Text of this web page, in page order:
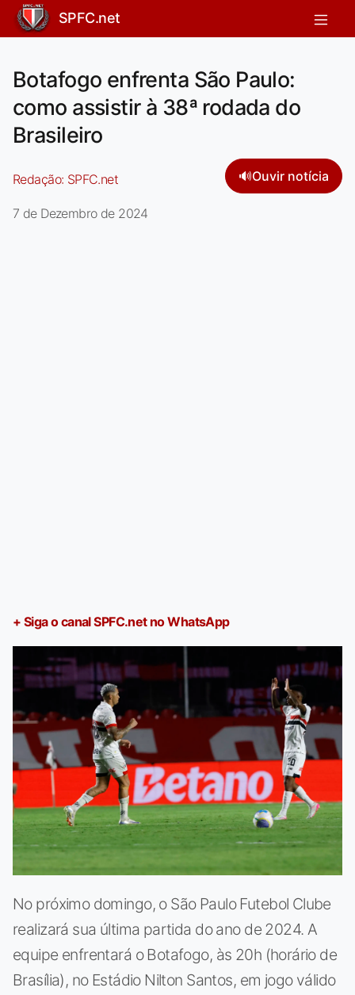
SPFC.net
Botafogo enfrenta São Paulo:
como assistir à 38ª rodada do
Brasileiro
Redação: SPFC.net 🔊Ouvir notícia
7 de Dezembro de 2024
+ Siga o canal SPFC.net no WhatsApp
No próximo domingo, o São Paulo Futebol Clube
realizará sua última partida do ano de 2024. A
equipe enfrentará o Botafogo, às 20h (horário de
Brasília), no Estádio Nilton Santos, em jogo válido